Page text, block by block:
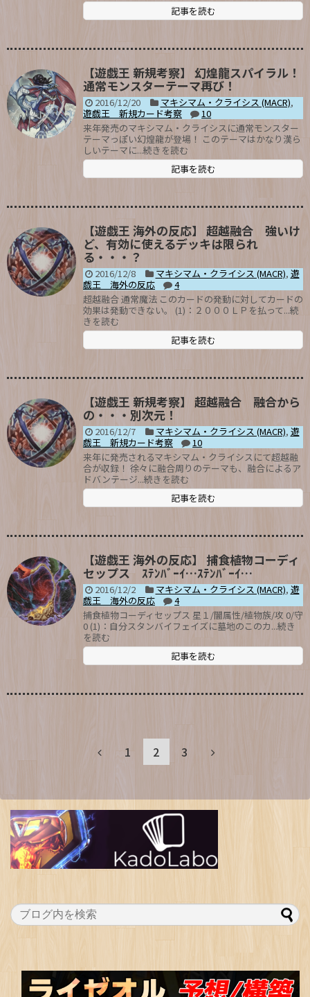
記事を読む
【遊戯王 新規考察】 幻煌龍スパイラル！
通常モンスターテーマ再び！
2016/12/20 マキシマム・クライシス (MACR),
遊戯王 新規カード考察
10
来年発売のマキシマム・クライシスに通常モンスター
テーマっぽい幻煌龍が登場！ このテーマはかなり漢ら
しいテーマに...続きを読む
記事を読む
【遊戯王 海外の反応】 超越融合 強いけ
ど、有効に使えるデッキは限られ
る・・・？
2016/12/8 マキシマム・クライシス (MACR), 遊
戯王 海外の反応
4
超越融合 通常魔法 このカードの発動に対してカードの
効果は発動できない。 (1)：２０００ＬＰを払って...続
きを読む
記事を読む
【遊戯王 新規考察】 超越融合 融合から
の・・・別次元！
2016/12/7 マキシマム・クライシス (MACR), 遊
戯王 新規カード考察
10
来年に発売されるマキシマム・クライシスにて超越融
合が収録！ 徐々に融合周りのテーマも、融合によるア
ドバンテージ...続きを読む
記事を読む
【遊戯王 海外の反応】 捕食植物コーディ
セップス ｽﾃﾝﾊﾞｰｲ…ｽﾃﾝﾊﾞｰｲ…
2016/12/2 マキシマム・クライシス (MACR), 遊
戯王 海外の反応
4
捕食植物コーディセップス 星１/闇属性/植物族/攻 0/守
0 (1)：自分スタンバイフェイズに墓地のこのカ...続き
を読む
記事を読む
1 2 3